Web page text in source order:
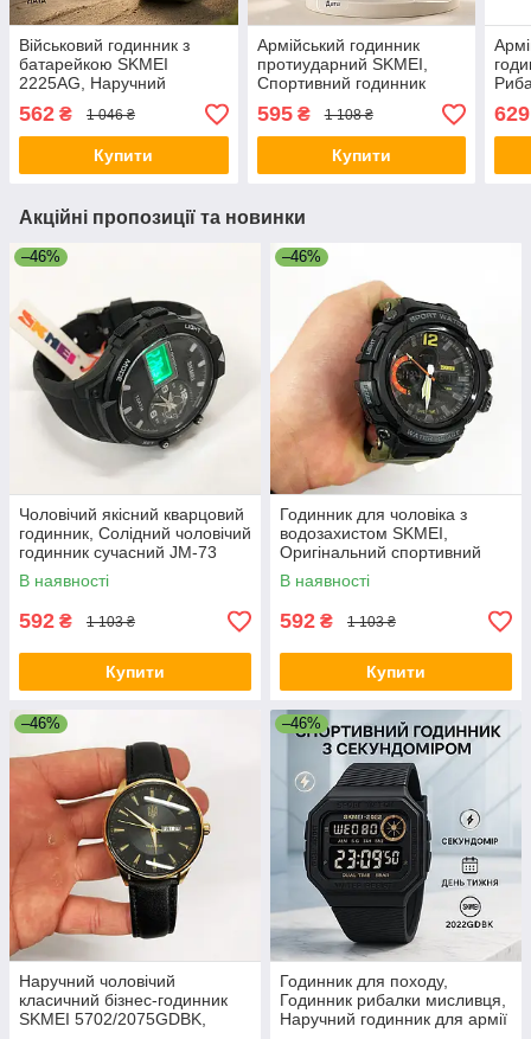
Військовий годинник з
батарейкою SKMEI
2225AG, Наручний
годинник для армії
армійський для ЗСУ ZX-73
562 ₴ 1 046 ₴
Купити
Армійський годинник
протиударний SKMEI,
Спортивний годинник
чоловічий
водонепроникний JG-70
595₴ 1 108 ₴
Купити
GV-
629
Акційні пропозиції та новинки
–46%
Чоловічий якісний кварцовий
годинник, Солідний чоловічий
годинник сучасний JM-73
В наявності
592 ₴ 1 103 ₴
Купити
–46%
Годинник для чоловіка з
водозахистом SKMEI,
Оригінальний спортивний
годинник армійський скмей
CI-37
В наявності
592 ₴ 1 103 ₴
Купити
–46%
Наручний чоловічий
класичний бізнес-годинник
SKMEI 5702/2075GDBK,
–46%
Годинник для походу,
Годинник рибалки мисливця,
Наручний годинник для армії